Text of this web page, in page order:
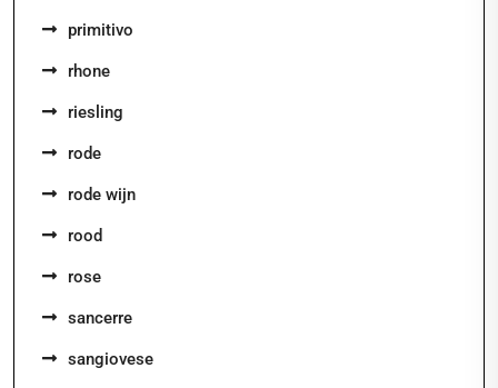
primitivo
rhone
riesling
rode
rode wijn
rood
rose
sancerre
sangiovese